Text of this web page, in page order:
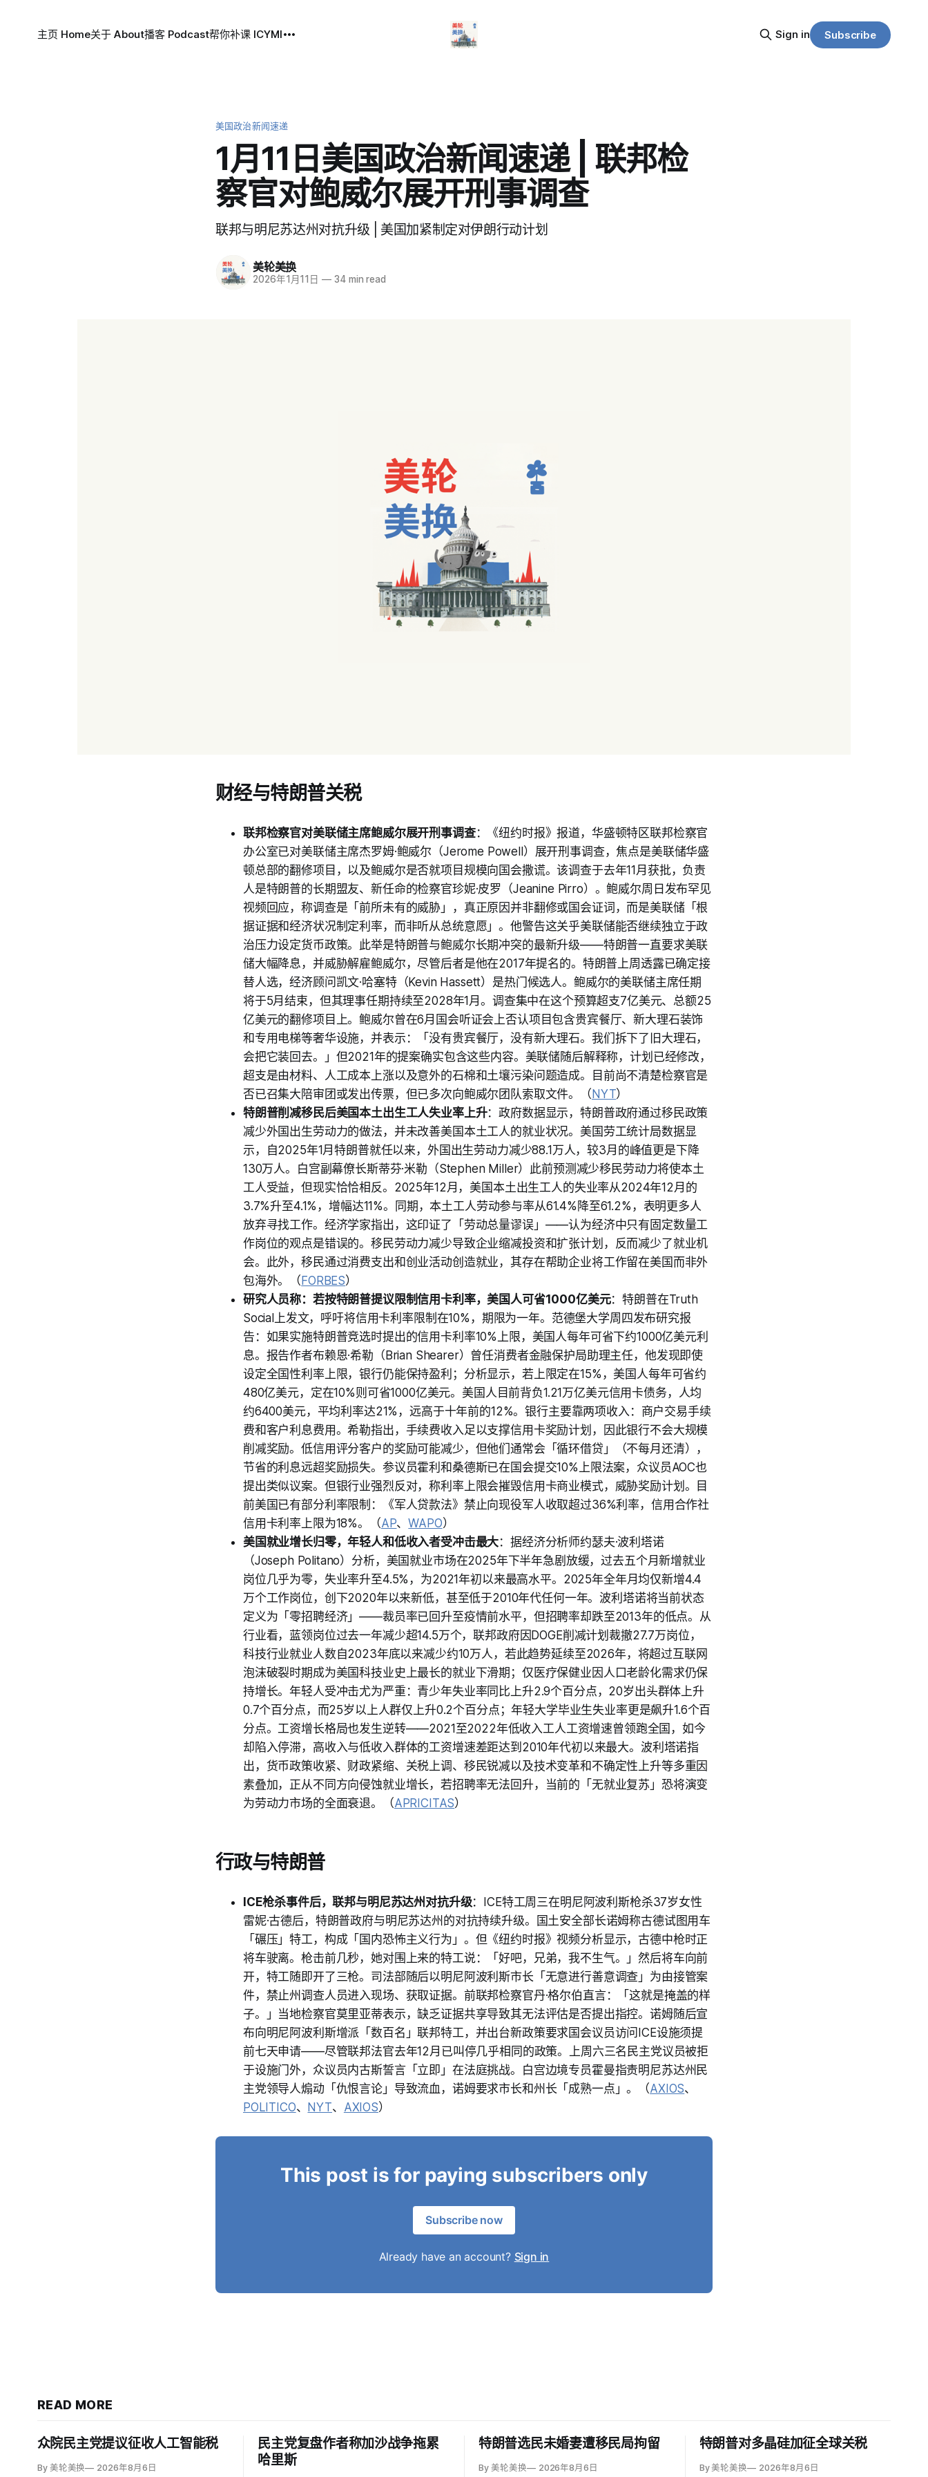
主页 Home关于 About播客 Podcast帮你补课 ICYMI Sign in Subscribe
美国政治新闻速递
1月11日美国政治新闻速递 | 联邦检
察官对鲍威尔展开刑事调查
联邦与明尼苏达州对抗升级 | 美国加紧制定对伊朗行动计划
美轮美换
2026年1月11日 — 34 min read
财经与特朗普关税
联邦检察官对美联储主席鲍威尔展开刑事调查：《纽约时报》报道，华盛顿特区联邦检察官
办公室已对美联储主席杰罗姆·鲍威尔（Jerome Powell）展开刑事调查，焦点是美联储华盛
顿总部的翻修项目，以及鲍威尔是否就项目规模向国会撒谎。该调查于去年11月获批，负责
人是特朗普的长期盟友、新任命的检察官珍妮·皮罗（Jeanine Pirro）。鲍威尔周日发布罕见
视频回应，称调查是「前所未有的威胁」，真正原因并非翻修或国会证词，而是美联储「根
据证据和经济状况制定利率，而非听从总统意愿」。他警告这关乎美联储能否继续独立于政
治压力设定货币政策。此举是特朗普与鲍威尔长期冲突的最新升级——特朗普一直要求美联
储大幅降息，并威胁解雇鲍威尔，尽管后者是他在2017年提名的。特朗普上周透露已确定接
替人选，经济顾问凯文·哈塞特（Kevin Hassett）是热门候选人。鲍威尔的美联储主席任期
将于5月结束，但其理事任期持续至2028年1月。调查集中在这个预算超支7亿美元、总额25
亿美元的翻修项目上。鲍威尔曾在6月国会听证会上否认项目包含贵宾餐厅、新大理石装饰
和专用电梯等奢华设施，并表示：「没有贵宾餐厅，没有新大理石。我们拆下了旧大理石，
会把它装回去。」但2021年的提案确实包含这些内容。美联储随后解释称，计划已经修改，
超支是由材料、人工成本上涨以及意外的石棉和土壤污染问题造成。目前尚不清楚检察官是
否已召集大陪审团或发出传票，但已多次向鲍威尔团队索取文件。（NYT）
特朗普削减移民后美国本土出生工人失业率上升：政府数据显示，特朗普政府通过移民政策
减少外国出生劳动力的做法，并未改善美国本土工人的就业状况。美国劳工统计局数据显
示，自2025年1月特朗普就任以来，外国出生劳动力减少88.1万人，较3月的峰值更是下降
130万人。白宫副幕僚长斯蒂芬·米勒（Stephen Miller）此前预测减少移民劳动力将使本土
工人受益，但现实恰恰相反。2025年12月，美国本土出生工人的失业率从2024年12月的
3.7%升至4.1%，增幅达11%。同期，本土工人劳动参与率从61.4%降至61.2%，表明更多人
放弃寻找工作。经济学家指出，这印证了「劳动总量谬误」——认为经济中只有固定数量工
作岗位的观点是错误的。移民劳动力减少导致企业缩减投资和扩张计划，反而减少了就业机
会。此外，移民通过消费支出和创业活动创造就业，其存在帮助企业将工作留在美国而非外
包海外。（FORBES）
研究人员称：若按特朗普提议限制信用卡利率，美国人可省1000亿美元：特朗普在Truth
Social上发文，呼吁将信用卡利率限制在10%，期限为一年。范德堡大学周四发布研究报
告：如果实施特朗普竞选时提出的信用卡利率10%上限，美国人每年可省下约1000亿美元利
息。报告作者布赖恩·希勒（Brian Shearer）曾任消费者金融保护局助理主任，他发现即使
设定全国性利率上限，银行仍能保持盈利；分析显示，若上限定在15%，美国人每年可省约
480亿美元，定在10%则可省1000亿美元。美国人目前背负1.21万亿美元信用卡债务，人均
约6400美元，平均利率达21%，远高于十年前的12%。银行主要靠两项收入：商户交易手续
费和客户利息费用。希勒指出，手续费收入足以支撑信用卡奖励计划，因此银行不会大规模
削减奖励。低信用评分客户的奖励可能减少，但他们通常会「循环借贷」（不每月还清），
节省的利息远超奖励损失。参议员霍利和桑德斯已在国会提交10%上限法案，众议员AOC也
提出类似议案。但银行业强烈反对，称利率上限会摧毁信用卡商业模式，威胁奖励计划。目
前美国已有部分利率限制：《军人贷款法》禁止向现役军人收取超过36%利率，信用合作社
信用卡利率上限为18%。（AP、WAPO）
美国就业增长归零，年轻人和低收入者受冲击最大：据经济分析师约瑟夫·波利塔诺
（Joseph Politano）分析，美国就业市场在2025年下半年急剧放缓，过去五个月新增就业
岗位几乎为零，失业率升至4.5%，为2021年初以来最高水平。2025年全年月均仅新增4.4
万个工作岗位，创下2020年以来新低，甚至低于2010年代任何一年。波利塔诺将当前状态
定义为「零招聘经济」——裁员率已回升至疫情前水平，但招聘率却跌至2013年的低点。从
行业看，蓝领岗位过去一年减少超14.5万个，联邦政府因DOGE削减计划裁撤27.7万岗位，
科技行业就业人数自2023年底以来减少约10万人，若此趋势延续至2026年，将超过互联网
泡沫破裂时期成为美国科技业史上最长的就业下滑期；仅医疗保健业因人口老龄化需求仍保
持增长。年轻人受冲击尤为严重：青少年失业率同比上升2.9个百分点，20岁出头群体上升
0.7个百分点，而25岁以上人群仅上升0.2个百分点；年轻大学毕业生失业率更是飙升1.6个百
分点。工资增长格局也发生逆转——2021至2022年低收入工人工资增速曾领跑全国，如今
却陷入停滞，高收入与低收入群体的工资增速差距达到2010年代初以来最大。波利塔诺指
出，货币政策收紧、财政紧缩、关税上调、移民锐减以及技术变革和不确定性上升等多重因
素叠加，正从不同方向侵蚀就业增长，若招聘率无法回升，当前的「无就业复苏」恐将演变
为劳动力市场的全面衰退。（APRICITAS）
行政与特朗普
ICE枪杀事件后，联邦与明尼苏达州对抗升级：ICE特工周三在明尼阿波利斯枪杀37岁女性
雷妮·古德后，特朗普政府与明尼苏达州的对抗持续升级。国土安全部长诺姆称古德试图用车
「碾压」特工，构成「国内恐怖主义行为」。但《纽约时报》视频分析显示，古德中枪时正
将车驶离。枪击前几秒，她对围上来的特工说：「好吧，兄弟，我不生气。」然后将车向前
开，特工随即开了三枪。司法部随后以明尼阿波利斯市长「无意进行善意调查」为由接管案
件，禁止州调查人员进入现场、获取证据。前联邦检察官丹·格尔伯直言：「这就是掩盖的样
子。」当地检察官莫里亚蒂表示，缺乏证据共享导致其无法评估是否提出指控。诺姆随后宣
布向明尼阿波利斯增派「数百名」联邦特工，并出台新政策要求国会议员访问ICE设施须提
前七天申请——尽管联邦法官去年12月已叫停几乎相同的政策。上周六三名民主党议员被拒
于设施门外，众议员内古斯誓言「立即」在法庭挑战。白宫边境专员霍曼指责明尼苏达州民
主党领导人煽动「仇恨言论」导致流血，诺姆要求市长和州长「成熟一点」。（AXIOS、
POLITICO、 NYT、 AXIOS）
This post is for paying subscribers only
Subscribe now
Already have an account? Sign in
READ MORE
众院民主党提议征收人工智能税
By 美轮美换 2026年8月6日
民主党复盘作者称加沙战争拖累
哈里斯
特朗普选民未婚妻遭移民局拘留
By 美轮美换 2026年8月6日
特朗普对多晶硅加征全球关税
By 美轮美换 2026年8月6日